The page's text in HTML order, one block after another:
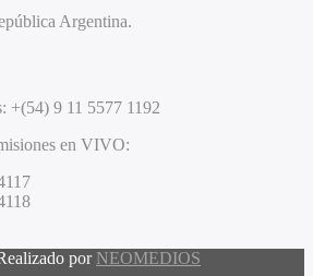
Argentina.
+(54) 9 11 5577 1192
en VIVO:
por NEOMEDIOS